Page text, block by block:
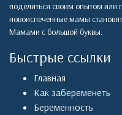
поделиться своим опытом или
новоиспеченные мамы
Мамами с большой буквы.
Быстрые ссылки
Главная
Как забеременеть
Беременность